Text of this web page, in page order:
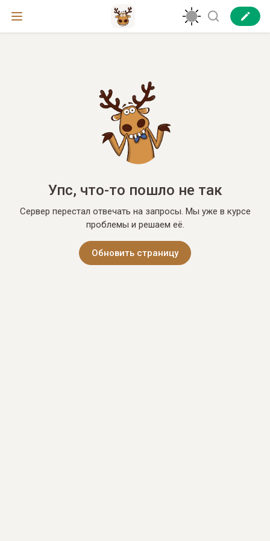
Упс, что-то пошло не так
Сервер перестал отвечать на запросы. Мы уже в курсе
проблемы и решаем её.
Обновить страницу